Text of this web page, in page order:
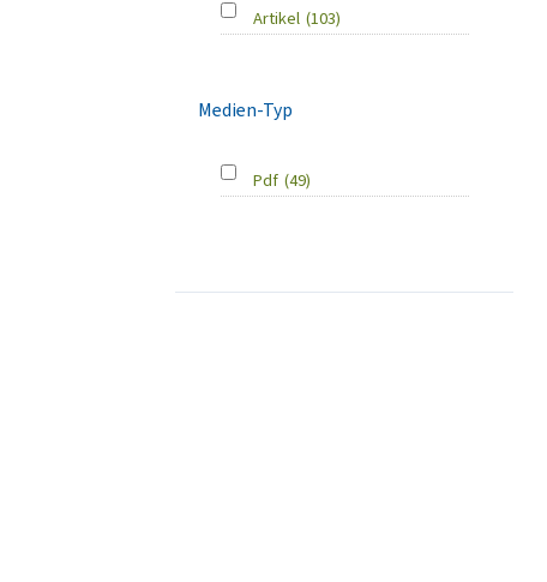
Artikel (103)
Medien-Typ
Pdf (49)